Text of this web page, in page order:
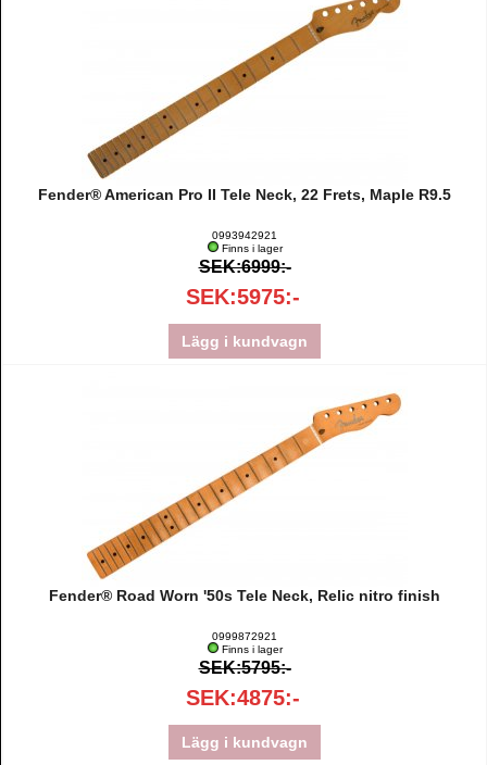
Fender® American Pro II Tele Neck, 22 Frets, Maple R9.5
0993942921
Finns i lager
SEK:6999:-
SEK:5975:-
Lägg i kundvagn
Fender® Road Worn '50s Tele Neck, Relic nitro finish
0999872921
Finns i lager
SEK:5795:-
SEK:4875:-
Lägg i kundvagn